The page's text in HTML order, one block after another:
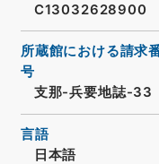
C13032628900
所蔵館における請求
号
支那-兵要地誌-33
言語
日本語